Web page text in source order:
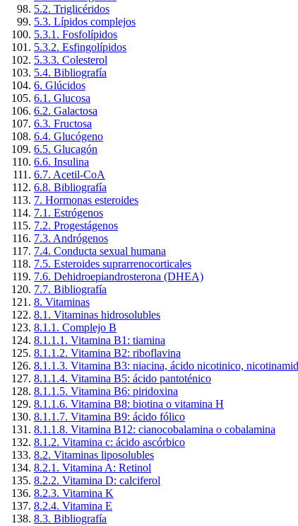
5.2. Triglicéridos
5.3. Lípidos complejos
5.3.1. Fosfolípidos
5.3.2. Esfingolípidos
5.3.3. Colesterol
5.4. Bibliografía
6. Glúcidos
6.1. Glucosa
6.2. Galactosa
6.3. Fructosa
6.4. Glucógeno
6.5. Glucagón
6.6. Insulina
6.7. Acetil-CoA
6.8. Bibliografía
7. Hormonas esteroides
7.1. Estrógenos
7.2. Progestágenos
7.3. Andrógenos
7.4. Conducta sexual humana
7.5. Esteroides suprarrenocorticales
7.6. Dehidroepiandrosterona (DHEA)
7.7. Bibliografía
8. Vitaminas
8.1. Vitaminas hidrosolubles
8.1.1. Complejo B
8.1.1.1. Vitamina B1: tiamina
8.1.1.2. Vitamina B2: riboflavina
8.1.1.3. Vitamina B3: niacina, ácido nicotinico,
8.1.1.4. Vitamina B5: ácido pantoténico
8.1.1.5. Vitamina B6: piridoxina
8.1.1.6. Vitamina B8: biotina o vitamina H
8.1.1.7. Vitamina B9: ácido fólico
8.1.1.8. Vitamina B12: cianocobalamina o cobalamina
8.1.2. Vitamina c: ácido ascórbico
8.2. Vitaminas liposolubles
8.2.1. Vitamina A: Retinol
8.2.2. Vitamina D: calciferol
8.2.3. Vitamina K
8.2.4. Vitamina E
8.3. Bibliografía